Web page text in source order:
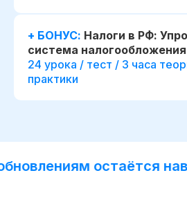
+ БОНУС: Налоги в РФ:
система налогообложения
24 урока / тест / 3 часа
практики
остаётся